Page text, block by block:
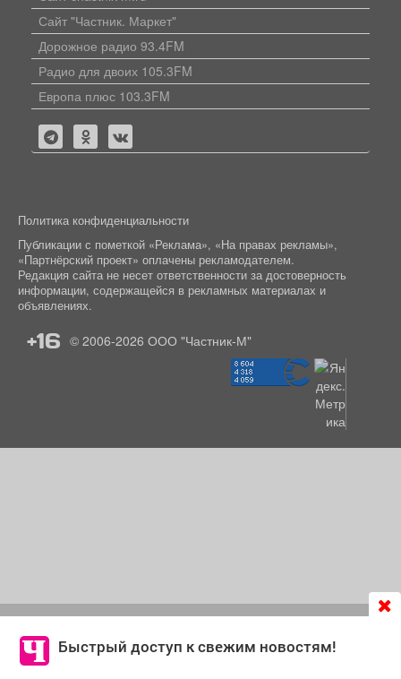
Быстрый доступ к свежим новостям!
согласие на обработку файлов cookie, которые
обеспечивают корректную работу сайта и сбора
Сайт "Частник. Маркет"
Дорожное радио 93.4FM
Радио для двоих 105.3FM
Европа плюс 103.3FM
Политика конфиденциальности
Публикации с пометкой «Реклама», «На правах рекламы»,
«Партнёрский проект» оплачены рекламодателем.
Редакция сайта не несет ответственности за достоверность
информации, содержащейся в рекламных материалах и
объявлениях.
+16 © 2006-2026 ООО "Частник-М"